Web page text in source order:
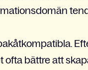
bättre att